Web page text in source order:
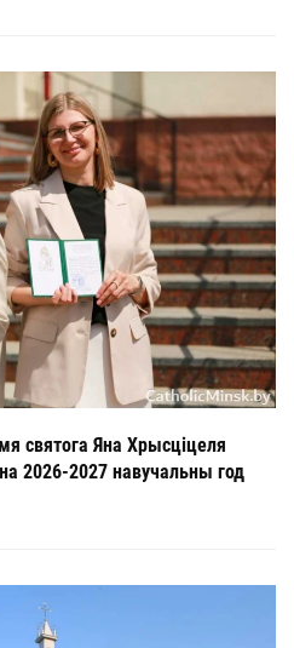
святога Яна Хрысціцеля
2026-2027 навучальны год